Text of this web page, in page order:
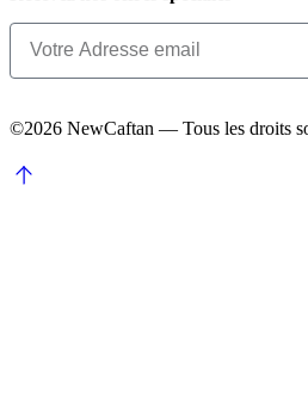
©2026 NewCaftan — Tous les droits